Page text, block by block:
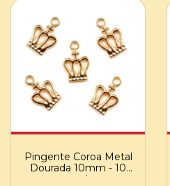
Pingente Coroa Metal
Dourada 10mm - 10
und